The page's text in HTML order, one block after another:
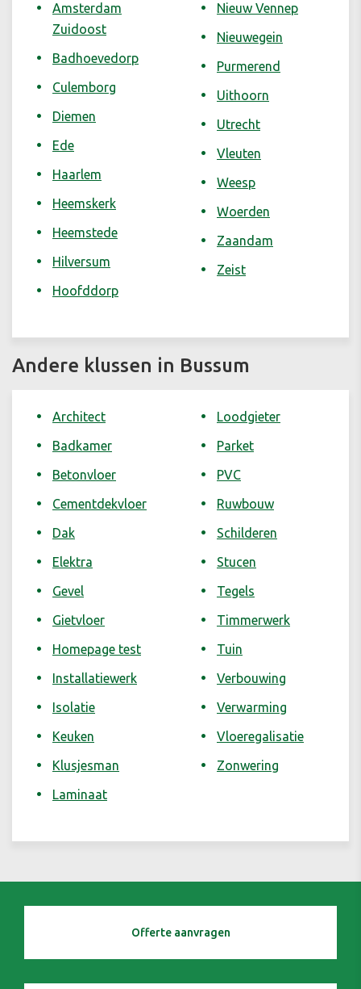
Amsterdam
Zuidoost
Badhoevedorp
Culemborg
Diemen
Ede
Haarlem
Heemskerk
Heemstede
Hilversum
Hoofddorp
Nieuw Vennep
Nieuwegein
Purmerend
Uithoorn
Utrecht
Vleuten
Weesp
Woerden
Zaandam
Zeist
Andere klussen in Bussum
Architect
Badkamer
Betonvloer
Cementdekvloer
Dak
Elektra
Gevel
Gietvloer
Homepage test
Installatiewerk
Isolatie
Keuken
Klusjesman
Laminaat
Loodgieter
Parket
PVC
Ruwbouw
Schilderen
Stucen
Tegels
Timmerwerk
Tuin
Verbouwing
Verwarming
Vloeregalisatie
Zonwering
Offerte aanvragen